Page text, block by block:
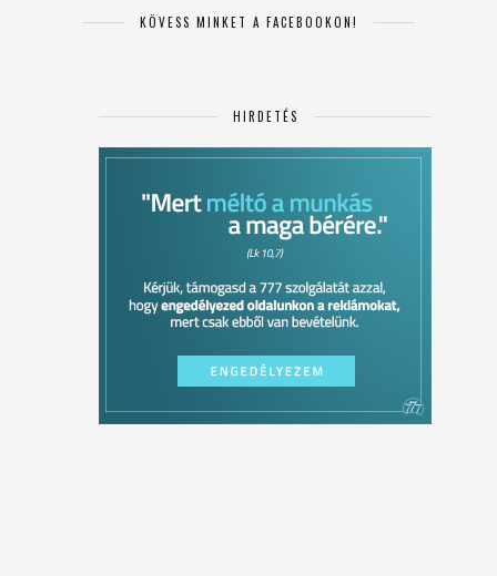
KÖVESS MINKET A FACEBOOKON!
HIRDETÉS